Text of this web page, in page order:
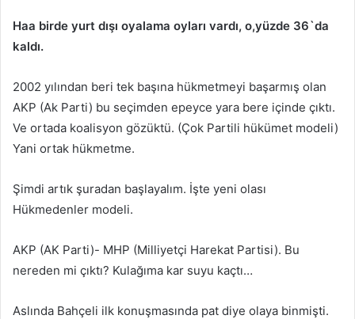
Haa birde yurt dışı oyalama oyları vardı, o,yüzde 36`da
kaldı.
2002 yılından beri tek başına hükmetmeyi başarmış olan
AKP (Ak Parti) bu seçimden epeyce yara bere içinde çıktı.
Ve ortada koalisyon gözüktü. (Çok Partili hükümet modeli)
Yani ortak hükmetme.
Şimdi artık şuradan başlayalım. İşte yeni olası
Hükmedenler modeli.
AKP (AK Parti)- MHP (Milliyetçi Harekat Partisi). Bu
nereden mi çıktı? Kulağıma kar suyu kaçtı…
Aslında Bahçeli ilk konuşmasında pat diye olaya binmişti.